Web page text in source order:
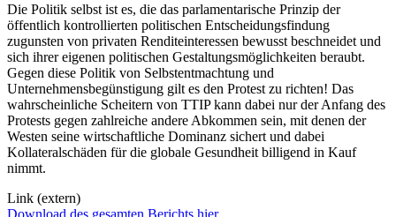
Die Politik selbst ist es, die das parlamentarische Prinzip der
öffentlich kontrollierten politischen Entscheidungsfindung
zugunsten von privaten Renditeinteressen bewusst beschneidet und
sich ihrer eigenen politischen Gestaltungsmöglichkeiten beraubt.
Gegen diese Politik von Selbstentmachtung und
Unternehmensbegünstigung gilt es den Protest zu richten! Das
wahrscheinliche Scheitern von TTIP kann dabei nur der Anfang des
Protests gegen zahlreiche andere Abkommen sein, mit denen der
Westen seine wirtschaftliche Dominanz sichert und dabei
Kollateralschäden für die globale Gesundheit billigend in Kauf
nimmt.
Link (extern)
Download des gesamten Berichts hier.